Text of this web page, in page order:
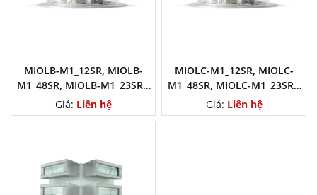
MIOLB-M1_12SR, MIOLB-
M1_48SR, MIOLB-M1_23SR -
Obstruction Light, Medium
Intensity Type B, NVG
Giá: Liên hệ
MIOLC-M1_12SR, MIOLC-
M1_48SR, MIOLC-M1_23SR -
Obstruction Light, Medium
Intensity Type C, NVG
Giá: Liên hệ